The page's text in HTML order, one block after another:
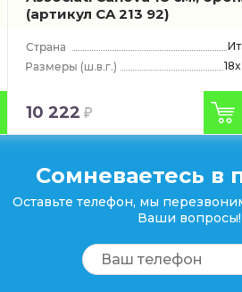
(артикул CA 213 92)
(ш.в.г.)
10 222
Сомневаетесь в
Оставьте телефон, мы
Ваши вопросы!